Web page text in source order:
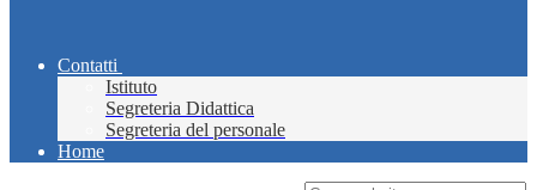
Contatti
Istituto
Segreteria Didattica
Segreteria del personale
Home